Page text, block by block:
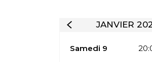
JANVIER
Samedi 9